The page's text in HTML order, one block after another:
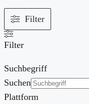
Filter
Filter
Suchbegriff
Suchen
Plattform